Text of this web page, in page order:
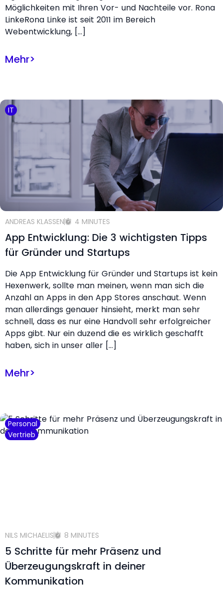
Möglichkeiten mit Ihren Vor- und Nachteile vor. Rona
LinkeRona Linke ist seit 2011 im Bereich
Webentwicklung, […]
Mehr>
IT
ANDREAS KLASSEN 4 MINUTES
App Entwicklung: Die 3 wichtigsten Tipps
für Gründer und Startups
Die App Entwicklung für Gründer und Startups ist kein
Hexenwerk, sollte man meinen, wenn man sich die
Anzahl an Apps in den App Stores anschaut. Wenn
man allerdings genauer hinsieht, merkt man sehr
schnell, dass es nur eine Handvoll sehr erfolgreicher
Apps gibt. Nur ein duzend die es wirklich geschafft
haben, sich in unser aller […]
Mehr>
Personal
Vertrieb
NILS MICHAELIS 8 MINUTES
5 Schritte für mehr Präsenz und
Überzeugungskraft in deiner
Kommunikation